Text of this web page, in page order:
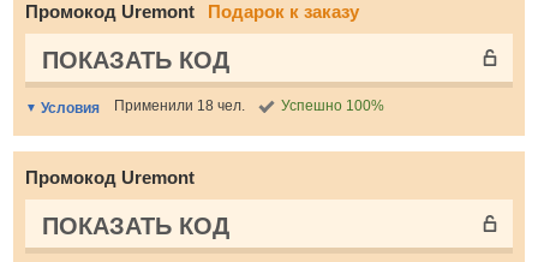
Промокод Uremont Подарок к заказу
ПОКАЗАТЬ КОД
Условия Применили 18 чел. Успешно 100%
Промокод Uremont
ПОКАЗАТЬ КОД